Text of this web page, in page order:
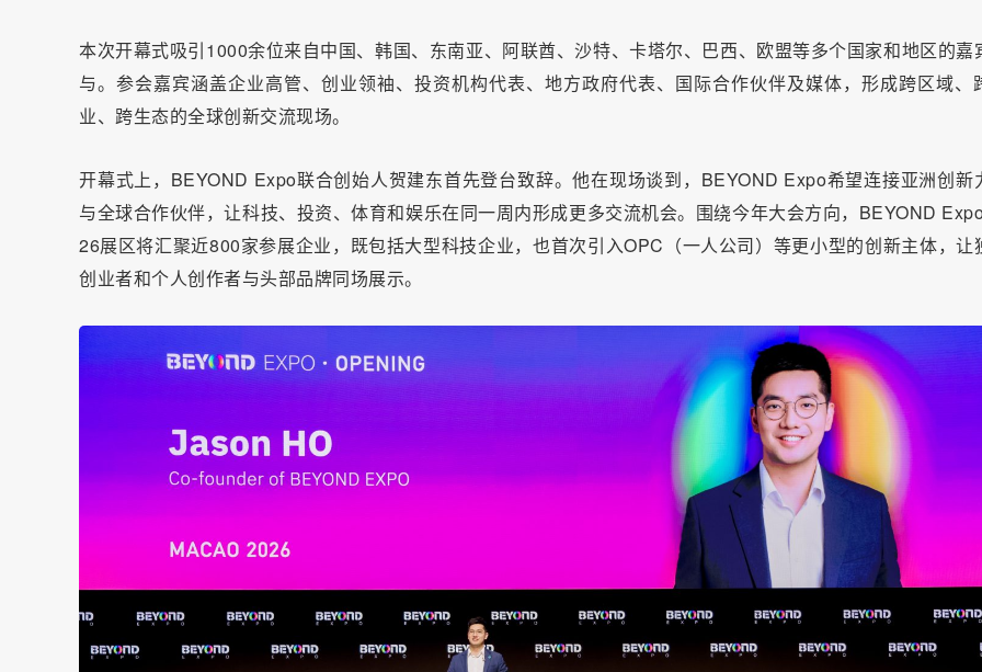
本次开幕式吸引1000余位来自中国、韩国、东南亚、阿联酋、沙特、卡塔尔、巴西、欧盟等多个国家和地区的嘉
与。参会嘉宾涵盖企业高管、创业领袖、投资机构代表、地方政府代表、国际合作伙伴及媒体，形成跨区域、
业、跨生态的全球创新交流现场。
开幕式上，BEYOND Expo联合创始人贺建东首先登台致辞。他在现场谈到，BEYOND Expo希望连接亚洲创新
与全球合作伙伴，让科技、投资、体育和娱乐在同一周内形成更多交流机会。围绕今年大会方向，BEYOND
26展区将汇聚近800家参展企业，既包括大型科技企业，也首次引入OPC（一人公司）等更小型的创新主体，让
创业者和个人创作者与头部品牌同场展示。